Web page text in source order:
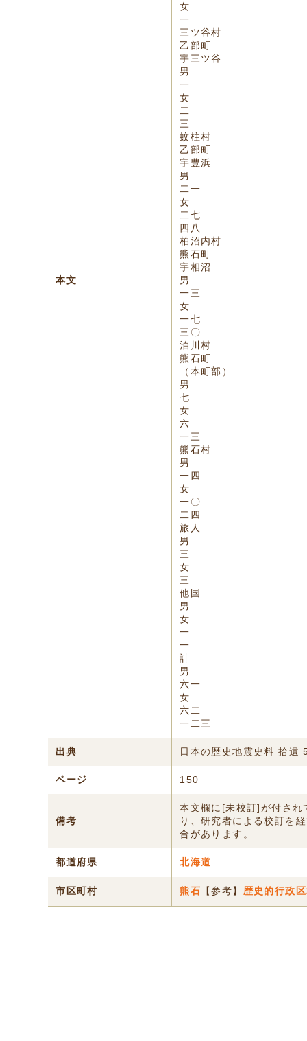
本文
女
一
三ツ谷村
乙部町
宇三ツ谷
男
一
女
二
三
蚊柱村
乙部町
宇豊浜
男
二一
女
二七
四八
柏沼内村
熊石町
宇相沼
男
一三
女
一七
三〇
泊川村
熊石町
（本町部）
男
七
女
六
一三
熊石村
男
一四
女
一〇
二四
旅人
男
三
女
三
他国
男
女
一
一
計
男
六一
女
六二
一二三
出典 日本の歴史地震史料 拾遺
ページ 150
備考
本文欄に[未校訂]が付され
り、研究者による校訂を
合があります。
都道府県 北海道
市区町村 熊石 【参考】 歴史的行政